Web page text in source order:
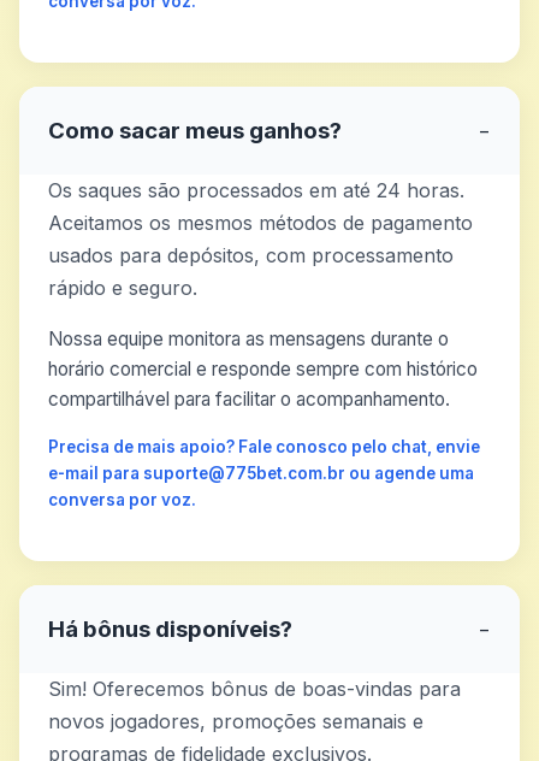
Como sacar meus ganhos? −
Os saques são processados em até 24 horas.
Aceitamos os mesmos métodos de pagamento
usados para depósitos, com processamento
rápido e seguro.
Nossa equipe monitora as mensagens durante o
horário comercial e responde sempre com histórico
compartilhável para facilitar o acompanhamento.
Precisa de mais apoio? Fale conosco pelo chat, envie
e-mail para suporte@775bet.com.br ou agende uma
conversa por voz.
Há bônus disponíveis? −
Sim! Oferecemos bônus de boas-vindas para
novos jogadores, promoções semanais e
programas de fidelidade exclusivos.